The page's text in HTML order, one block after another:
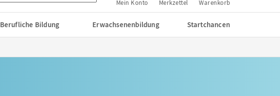
Mein Konto Merkzettel Warenkorb
Berufliche Bildung Erwachsenenbildung Startchancen